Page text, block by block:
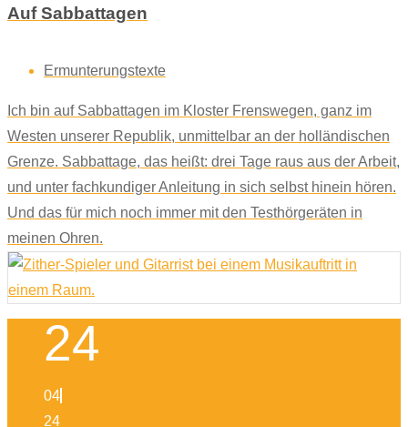
Auf Sabbattagen
Ermunterungstexte
Ich bin auf Sabbattagen im Kloster Frenswegen, ganz im
Westen unserer Republik, unmittelbar an der holländischen
Grenze. Sabbattage, das heißt: drei Tage raus aus der Arbeit,
und unter fachkundiger Anleitung in sich selbst hinein hören.
Und das für mich noch immer mit den Testhörgeräten in
meinen Ohren.
24
04
24